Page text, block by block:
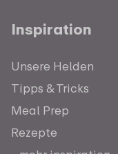
Inspiration
Unsere Helden
Tipps & Tricks
Meal Prep
Rezepte